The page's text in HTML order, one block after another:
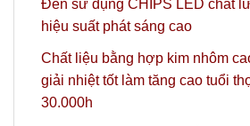
Đèn sử dụng CHIPS LED chất
hiệu suất phát sáng cao
Chất liệu bằng hợp kim nhôm
giải nhiệt tốt làm tăng cao tuổi
30.000h